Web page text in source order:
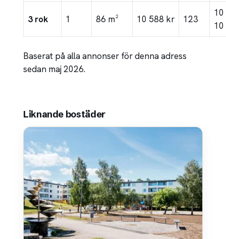
3 rok 1 86 m² 10 588 kr 123
10
Baserat på alla annonser för denna adress
sedan maj 2026.
Liknande bostäder